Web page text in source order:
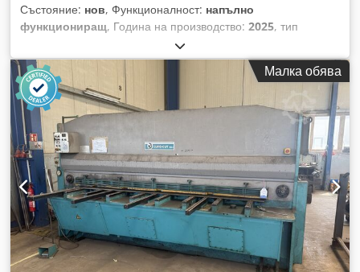
Състояние: нов, Функционалност: напълно
функциониращ, Година на производство: 2025, тип
Управление с ЦПУ
хидравличен, Технически данни: Дължина на рязане: 3100
мм Макс. дебелина на ламарината, St 42: 10 мм Макс.
дебелина на ламарината, INOX/V2A: 6,0 мм Ъгъл на
рязане: 2,0° Брой ходове: 12 на минута Обхват на задния
ограничител: 5,0 мм до 1000 мм Мощност на двигателя: 22
kW Хидравличен притискащ механизъм: 17 бр. Обем на
масления резервоар: 170 л Макс. налягане на маслото в
цилиндъра: 260 kg/cm² Стандартни аксесоари: - CNC-
управляван, моторизиран заден ограничител. Ход 1000 мм.
С безлуфтови сферични винтове. - Работна маса,
затворена конструкция, състояща се от сменяеми опорни
пластини, включително сферични ролки. - Ръчно
регулиране на процепа за рязане, централно управление
Малка обява